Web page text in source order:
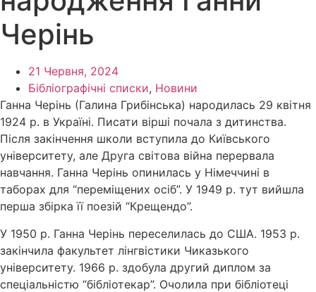
Черінь
21 Червня, 2024
Бібліографічні списки, Новини
Ганна Черінь (Галина Грибінська) народилась 29 квітня
1924 р. в Україні. Писати вірші почала з дитинства.
Після закінчення школи вступила до Київського
університету, але Друга світова війна перервала
навчання. Ганна Черінь опинилась у Німеччині в
таборах для “переміщених осіб”. У 1949 р. тут вийшла
перша збірка її поезій “Крещендо”.
У 1950 р. Ганна Черінь переселилась до США. 1953 р.
закінчила факультет лінгвістики Чиказького
університету. 1966 р. здобула другий диплом за
спеціальністю “бібліотекар”. Очолила при бібліотеці